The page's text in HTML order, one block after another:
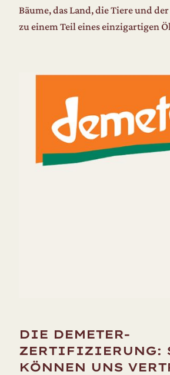
Bäume, das Land, die Tiere und
zu einem Teil eines einzigartigen
DIE DEMETER-
ZERTIFIZIERUNG:
KÖNNEN UNS